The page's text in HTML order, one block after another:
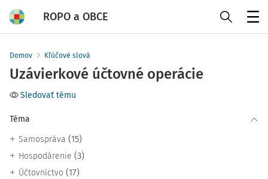
ROPO a OBCE
Domov Kľúčové slová
Uzávierkové účtovné operácie
Sledovať tému
Téma
Samospráva (15)
Hospodárenie (3)
Účtovníctvo (17)